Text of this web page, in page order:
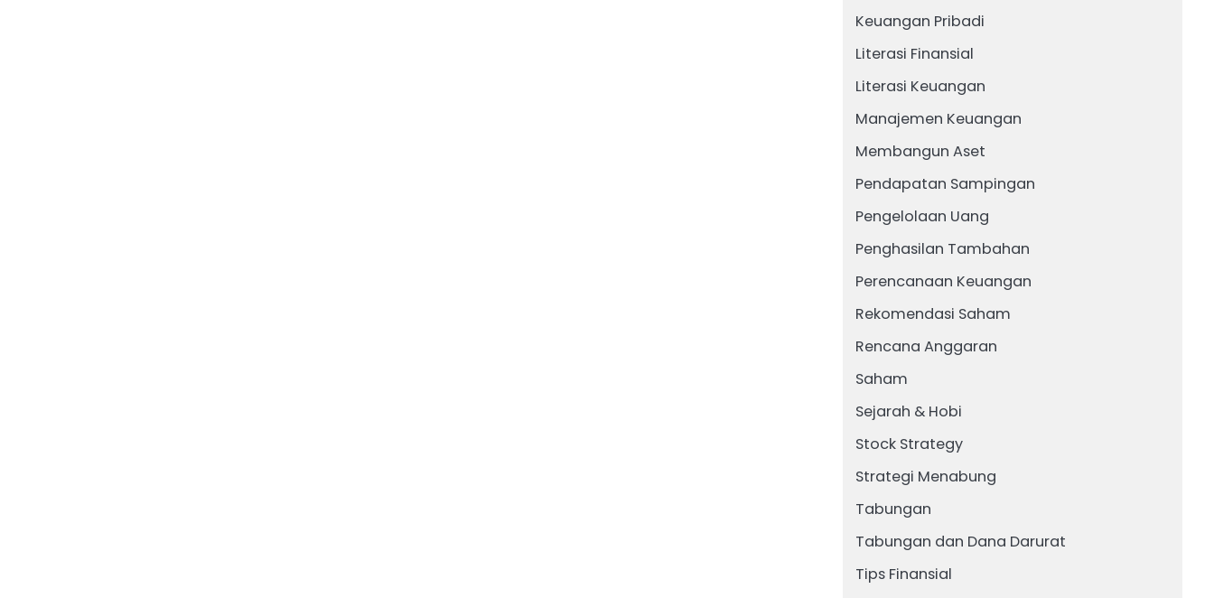
Keuangan Pribadi
Literasi Finansial
Literasi Keuangan
Manajemen Keuangan
Membangun Aset
Pendapatan Sampingan
Pengelolaan Uang
Penghasilan Tambahan
Perencanaan Keuangan
Rekomendasi Saham
Rencana Anggaran
Saham
Sejarah & Hobi
Stock Strategy
Strategi Menabung
Tabungan
Tabungan dan Dana Darurat
Tips Finansial